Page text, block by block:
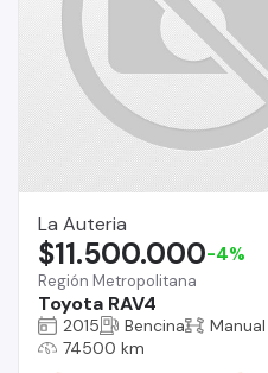
La Auteria
Región Metropolitana
Toyota RAV4
$11.500.000-4%
2015 Bencina
Manual
74500 km